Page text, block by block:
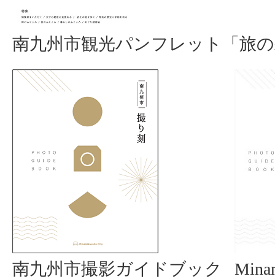
南九州市観光パンフレット「旅
南九州市撮影ガイドブック